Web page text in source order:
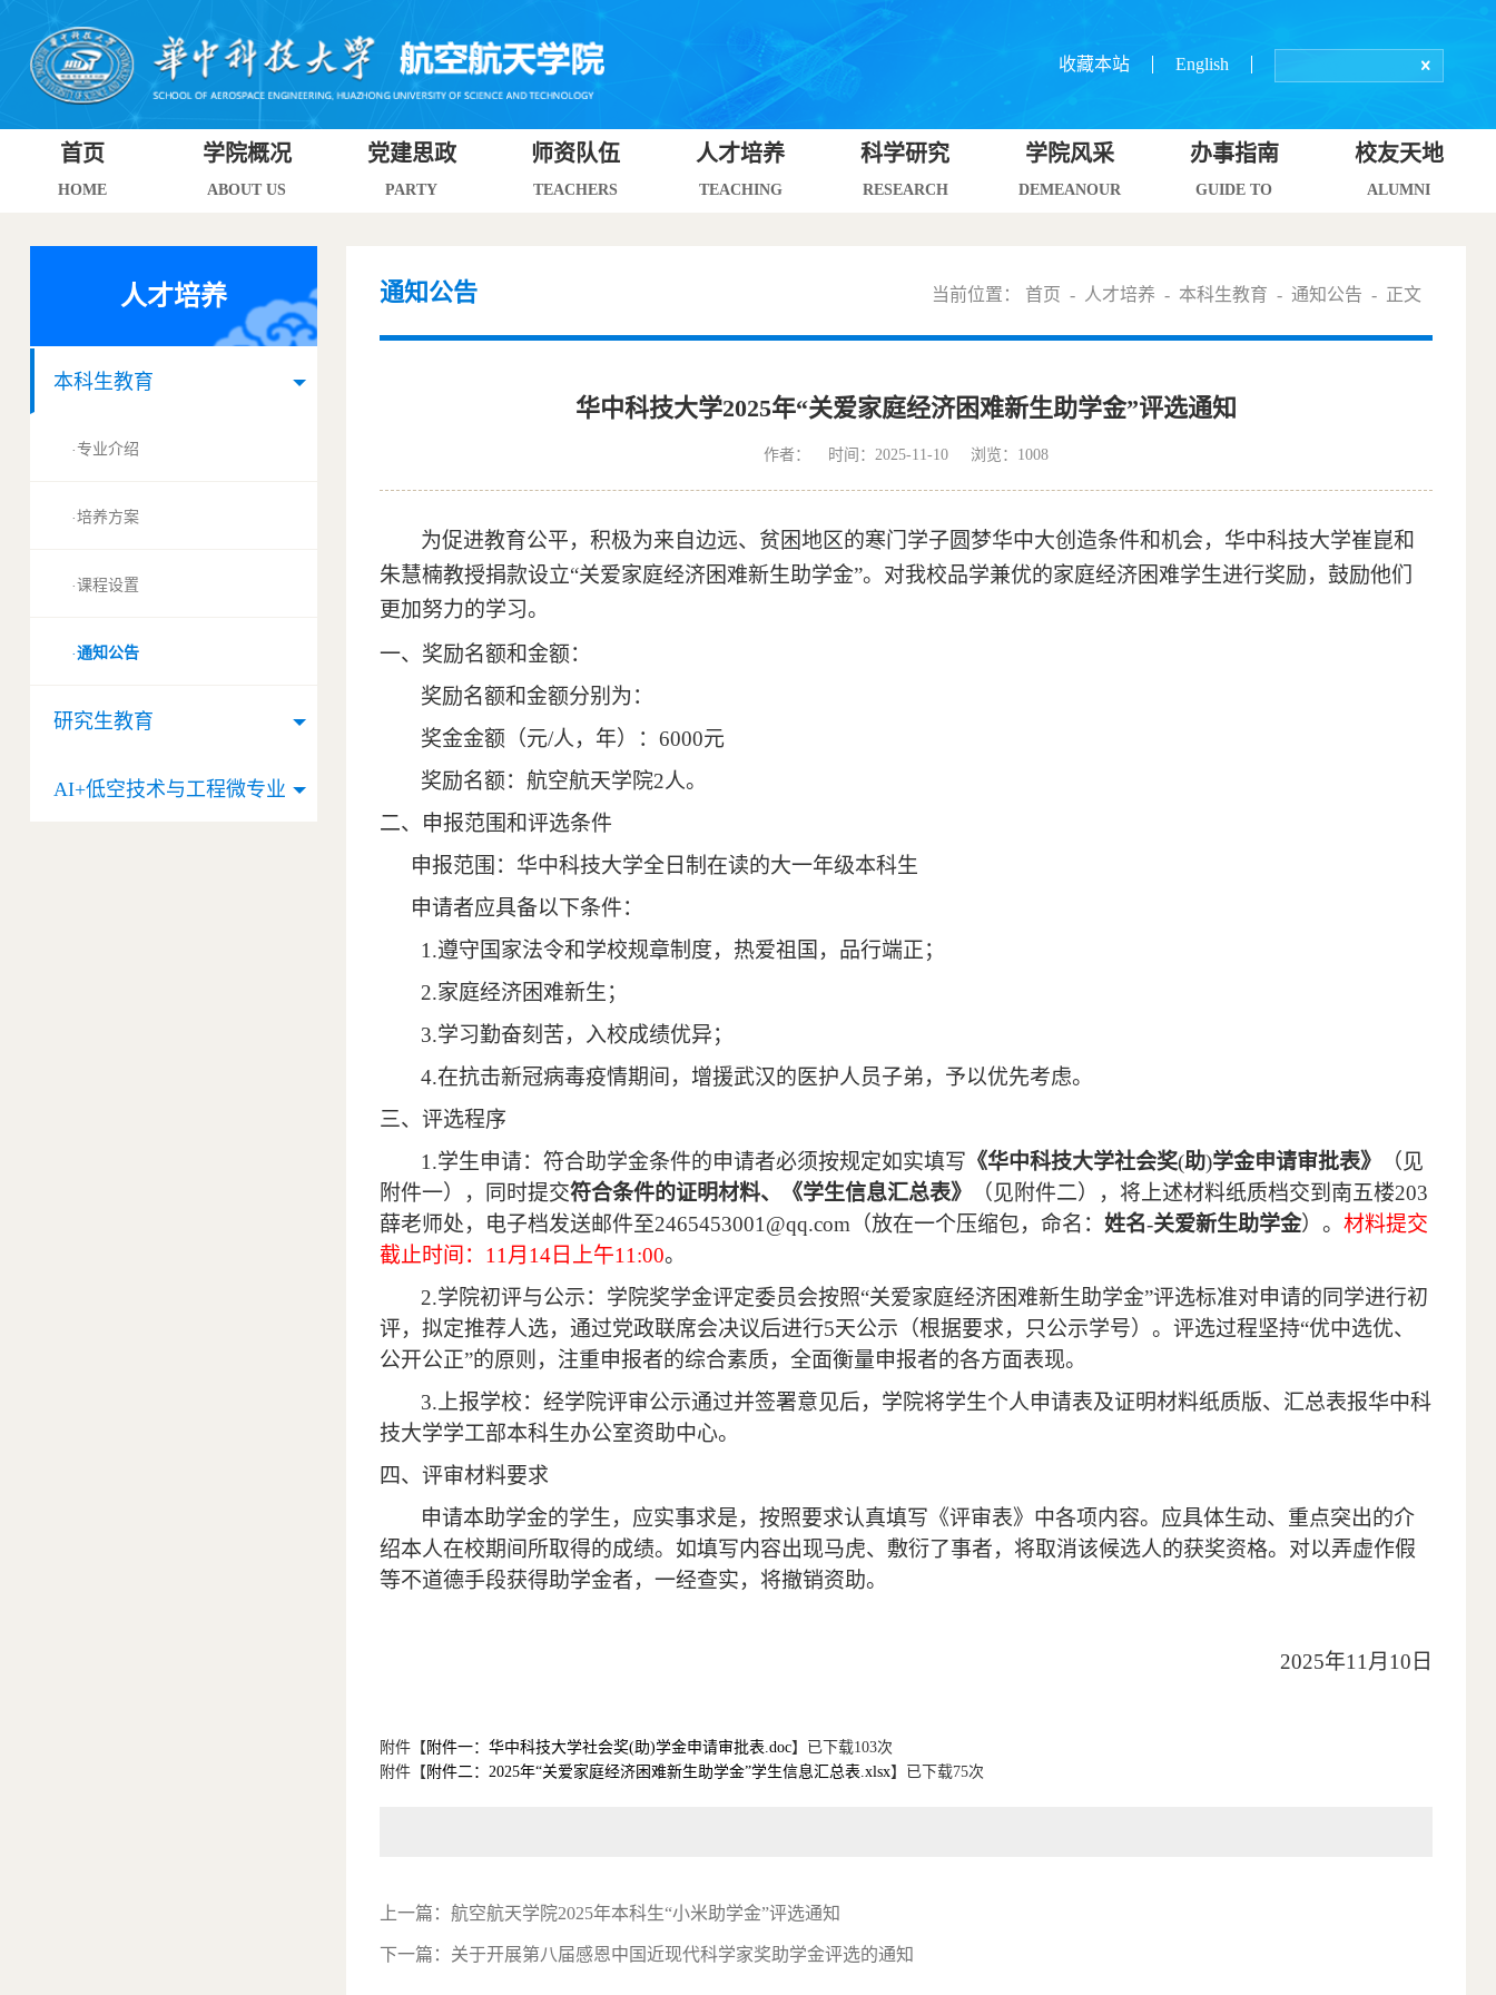
收藏本站 English
首页
HOME
学院概况
ABOUT US
党建思政
PARTY
师资队伍
TEACHERS
人才培养
TEACHING
科学研究
RESEARCH
学院风采
DEMEANOUR
办事指南
GUIDE TO
校友天地
ALUMNI
人才培养
本科生教育
·专业介绍
·培养方案
·课程设置
·通知公告
研究生教育
AI+低空技术与工程微专业
通知公告 当前位置： 首页 - 人才培养 - 本科生教育 -通知公告 - 正文
华中科技大学2025年“关爱家庭经济困难新生助学金”评选通知
作者： 时间：2025-11-10 浏览： 1008
为促进教育公平，积极为来自边远、贫困地区的寒门学子圆梦华中大创造条件和机会，华中科技大学崔崑和
朱慧楠教授捐款设立“关爱家庭经济困难新生助学金”。 对我校品学兼优的家庭经济困难学生进行奖励，鼓励他们
更加努力的学习。
一、奖励名额和金额：
奖励名额和金额分别为：
奖金金额 （元/人，年）： 6000元
奖励名额： 航空航天学院2人。
二、申报范围和评选条件
申报范围： 华中科技大学全日制在读的大一年级本科生
申请者应具备以下条件：
1.遵守国家法令和学校规章制度，热爱祖国，品行端正；
2.家庭经济困难新生；
3.学习勤奋刻苦，入校成绩优异；
4.在抗击新冠病毒疫情期间，增援武汉的医护人员子弟，予以优先考虑。
三、评选程序
1 .学生申请：符合助学金条件的申请者必须按规定如实填写 《华中科技大学社会奖(助)学金申请审批表》
（见
附件一），同时提交符合条件的证明材料、《学生信息汇总表》 （ 见附件二），将上述材料纸质档交到南五楼203
薛老师处，电子档发送邮件至2465453001@qq.com （放在一个压缩包，命名： 姓名-关爱新生助学金）。 材料提交
截止时间： 11 月 14日上午11:00。
2.学院初评与公示：学院奖学金评定委员会按照“关爱家庭经济困难新生助学金”评选标准对申请的同学进行初
评，拟定推荐人选，通过党政联席会决议后进行5天公示（根据要求，只公示学号）。评选过程坚持“优中选优、
公开公正”的原则，注重申报者的综合素质，全面衡量申报者的各方面表现。
3.上报学校：经学院评审公示通过并签署意见后，学院将学生个人申请表及证明材料纸质版、汇总表报华中科
技大学学工部本科生办公室资助中心。
四、评审材料要求
申请本助学金的学生，应实事求是，按照要求认真填写《评审表》中各项内容。应具体生动、重点突出的介
绍本人在校期间所取得的成绩。如填写内容出现马虎、敷衍了事者，将取消该候选人的获奖资格。对以弄虚作假
等不道德手段获得助学金者，一经查实，将撤销资助。
2025年11 月 10 日
附件【 附件一：华中科技大学社会奖(助)学金申请审批表.doc】已下载103次
附件【 附件二：2025年“关爱家庭经济困难新生助学金”学生信息汇总表.xlsx】已下载75次
上一篇： 航空航天学院2025年本科生“小米助学金”评选通知
下一篇： 关于开展第八届感恩中国近现代科学家奖助学金评选的通知